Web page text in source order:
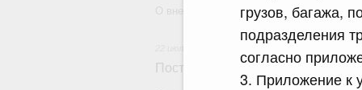
грузов, багажа,
подразделения
согласно
3. Приложение к
О внесении изменений в некоторые
Постановление Правительства